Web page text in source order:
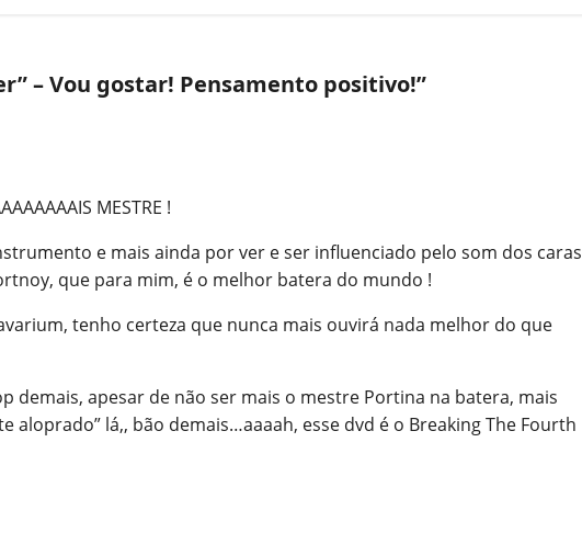
– Vou gostar! Pensamento positivo!”
MESTRE !
e mais ainda por ver e ser influenciado pelo som dos caras
que para mim, é o melhor batera do mundo !
tenho certeza que nunca mais ouvirá nada melhor do que
demais, apesar de não ser mais o mestre Portina na batera, mais
aloprado” lá,, bão demais…aaaah, esse dvd é o Breaking The Fourth